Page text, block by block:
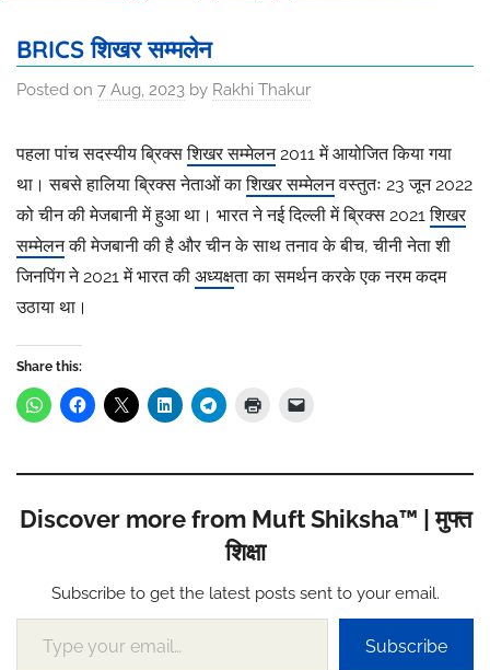
BRICS शिखर सम्मलेन
Posted on 7 Aug, 2023 by Rakhi Thakur
पहला पांच सदस्यीय ब्रिक्सशिखर सम्मेलन2011 में आयोजित किया गया
था। सबसे हालिया ब्रिक्स नेताओं काशिखर सम्मेलनवस्तुतः 23 जून 2022
को चीन की मेजबानी में हुआ था। भारत ने नई दिल्ली में ब्रिक्स 2021शिखर
सम्मेलनकी मेजबानी की है और चीन के साथ तनाव के बीच, चीनी नेता शी
जिनपिंग ने 2021 में भारत की अध्यक्षता का समर्थन करके एक नरम कदम
उठाया था।
Share this:
Discover more from Muft Shiksha™ | मुफ्त
शिक्षा
Subscribe to get the latest posts sent to your email.
Type your email…
Subscribe